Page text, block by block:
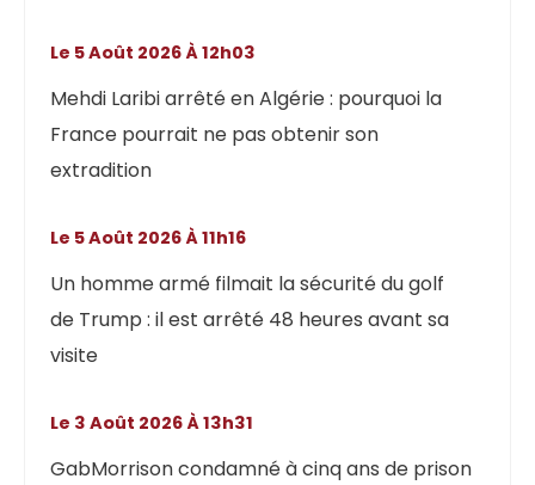
Mehdi Laribi arrêté en Algérie : pourquoi la
France pourrait ne pas obtenir son
extradition
Le 5 Août 2026 À 12h03
Un homme armé filmait la sécurité du golf
de Trump : il est arrêté 48 heures avant sa
visite
Le 5 Août 2026 À 11h16
GabMorrison condamné à cinq ans de prison
Le 3 Août 2026 À 13h31